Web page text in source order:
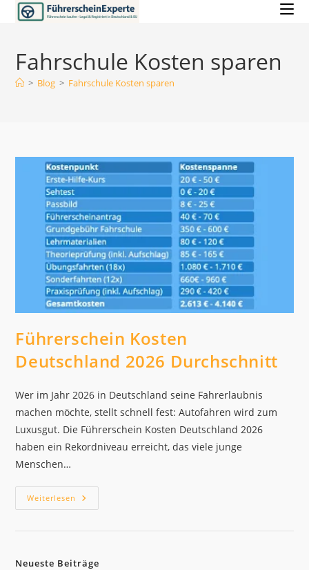
Zum
Inhalt
Fahrschule Kosten sparen
> Blog > Fahrschule Kosten sparen
Führerschein Kosten
Deutschland 2026 Durchschnitt
Wer im Jahr 2026 in Deutschland seine Fahrerlaubnis
machen möchte, stellt schnell fest: Autofahren wird zum
Luxusgut. Die Führerschein Kosten Deutschland 2026
haben ein Rekordniveau erreicht, das viele junge
Menschen…
Weiterlesen Führerschein
Kosten
Neueste Beiträge